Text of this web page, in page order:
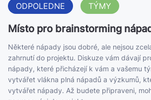
ODPOLEDNE TÝMY
Místo pro brainstorming
Některé nápady jsou dobré, ale nejsou
zahrnutí do projektu. Diskuze vám dávají
nápady, které přicházejí k vám a vašemu
vytvářet vlákna plná nápadů a výzkumů,
vytvářet nápady. Až budete připraveni,